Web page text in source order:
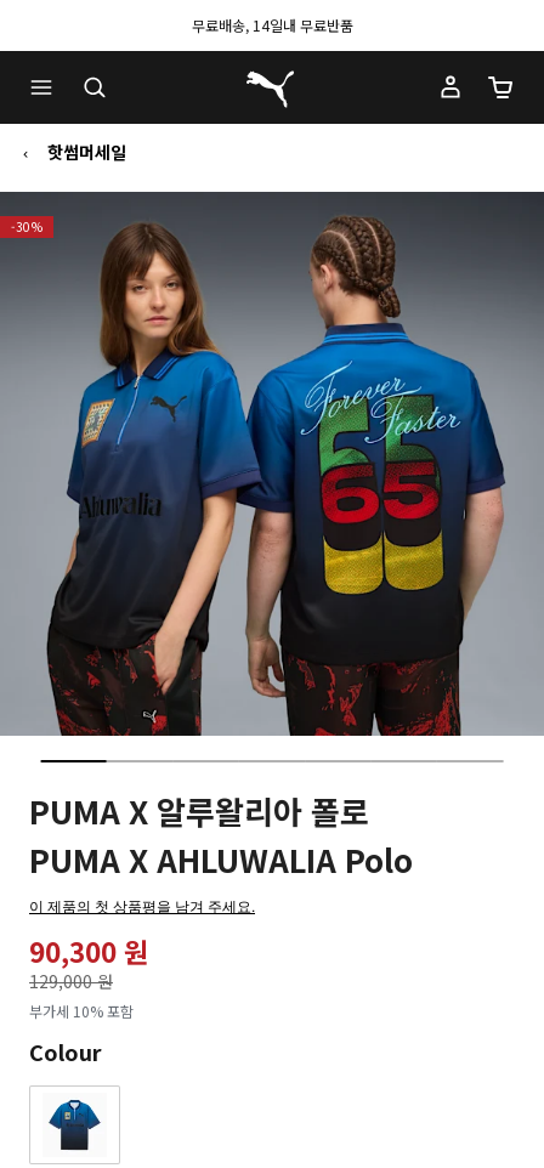
무료배송, 14일내 무료반품
푸마 홈
장바
핫썸머세일
-30%
PUMA X 알루왈리아 폴로
PUMA X AHLUWALIA Polo
이 제품의 첫 상품평을 남겨 주세요.
90,300 원
129,000 원
로
부가세 10% 포함
Colour